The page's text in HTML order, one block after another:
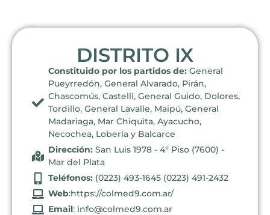
DISTRITO IX
Constituido por los partidos de: General
Pueyrredón, General Alvarado, Pirán,
Chascomús, Castelli, General Guido, Dolores,
Tordillo, General Lavalle, Maipú, General
Madariaga, Mar Chiquita, Ayacucho,
Necochea, Lobería y Balcarce
Dirección: San Luis 1978 - 4° Piso (7600) -
Mar del Plata
Teléfonos: (0223) 493-1645 (0223) 491-2432
Web:https://colmed9.com.ar/
Email: info@colmed9.com.ar